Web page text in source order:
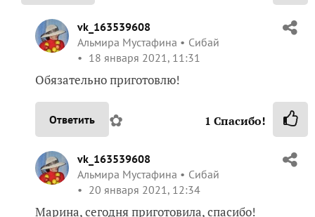
vk_163539608
Альмира Мустафина
Сибай
18 января 2021, 11:31
Обязательно приготовлю!
Ответить ✿ 1 Спасибо!
vk_163539608
Альмира Мустафина
Сибай
20 января 2021, 12:34
Марина, сегодня приготовила, спасибо!